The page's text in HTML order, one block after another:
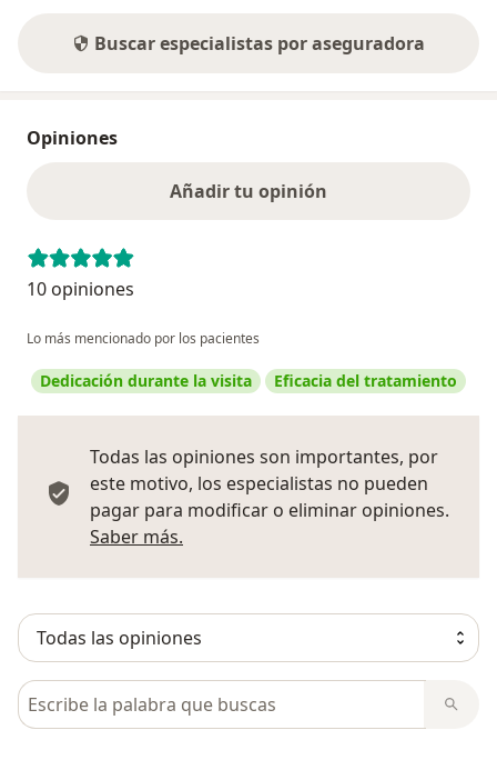
Buscar especialistas por aseguradora
Opiniones
Añadir tu opinión
10 opiniones
Lo más mencionado por los pacientes
Dedicación durante la visita Eficacia del tratamiento
Todas las opiniones son importantes, por
este motivo, los especialistas no pueden
pagar para modificar o eliminar opiniones.
Saber más.
Busca en opiniones